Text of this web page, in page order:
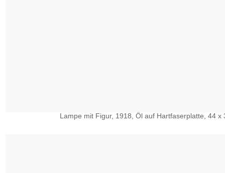
Lampe mit Figur, 1918, Öl auf Hartfaserplatte, 44